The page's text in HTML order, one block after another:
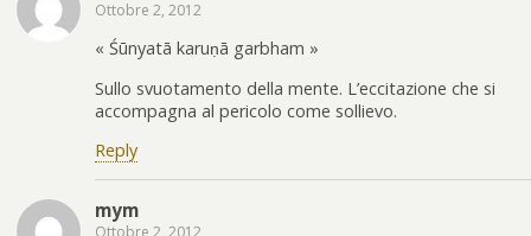
Ottobre 2, 2012
« Śūnyatā karuṇā garbham »
Sullo svuotamento della mente. L’eccitazione che si
accompagna al pericolo come sollievo.
Reply
mym
Ottobre 2, 2012